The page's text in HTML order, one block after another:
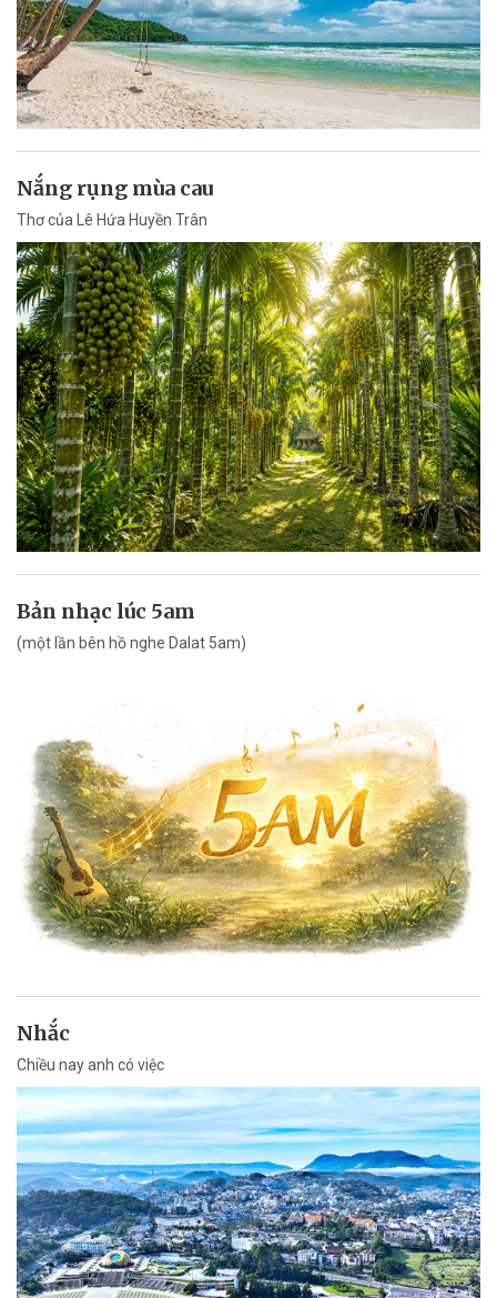
Nắng rụng mùa cau
Thơ của Lê Hứa Huyền Trân
Bản nhạc lúc 5am
(một lần bên hồ nghe Dalat 5am)
Nhắc
Chiều nay anh có việc